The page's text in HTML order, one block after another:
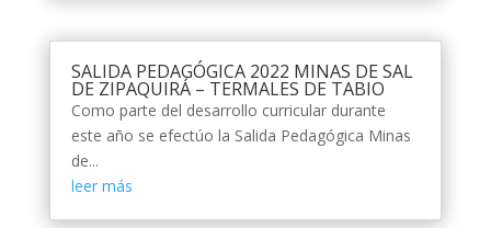
SALIDA PEDAGÓGICA 2022 MINAS DE SAL
DE ZIPAQUIRÁ – TERMALES DE TABIO
Como parte del desarrollo curricular durante
este año se efectúo la Salida Pedagógica Minas
de...
leer más